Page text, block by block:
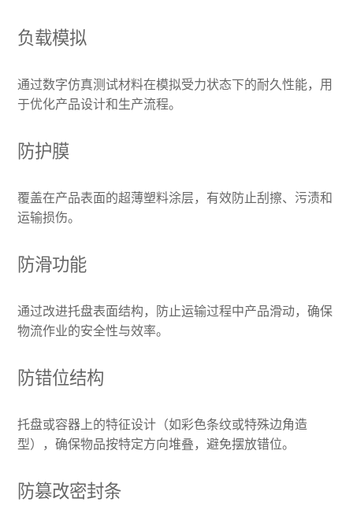
负载模拟
通过数字仿真测试材料在模拟受力状态下的耐久性能，用
于优化产品设计和生产流程。
防护膜
覆盖在产品表面的超薄塑料涂层，有效防止刮擦、污渍和
运输损伤。
防滑功能
通过改进托盘表面结构，防止运输过程中产品滑动，确保
物流作业的安全性与效率。
防错位结构
托盘或容器上的特征设计（如彩色条纹或特殊边角造
型），确保物品按特定方向堆叠，避免摆放错位。
防篡改密封条